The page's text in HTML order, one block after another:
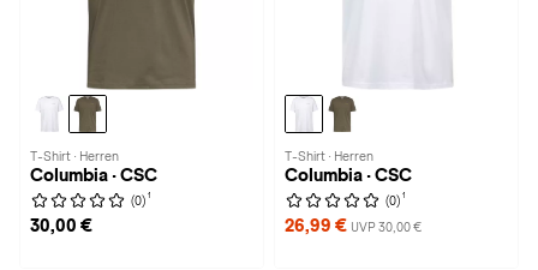
T-Shirt · Herren
Columbia · CSC
(0) 1
30,00 €
T-Shirt · Herren
Columbia · CSC
(0) 1
26,99 € UVP 30,00 €